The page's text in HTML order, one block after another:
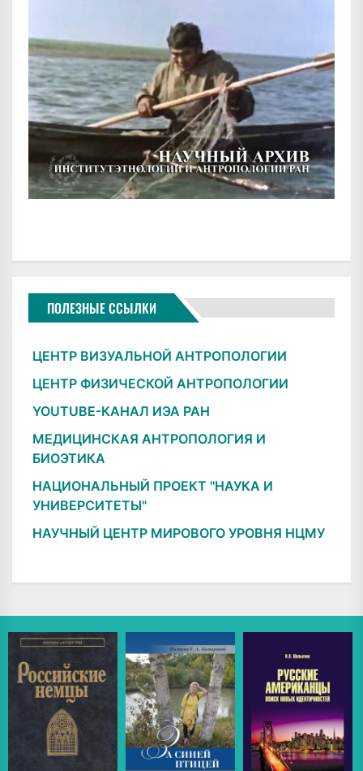
ПОЛЕЗНЫЕ ССЫЛКИ
ЦЕНТР ВИЗУАЛЬНОЙ АНТРОПОЛОГИИ
ЦЕНТР ФИЗИЧЕСКОЙ АНТРОПОЛОГИИ
YOUTUBE-КАНАЛ ИЭА РАН
МЕДИЦИНСКАЯ АНТРОПОЛОГИЯ И
БИОЭТИКА
НАЦИОНАЛЬНЫЙ ПРОЕКТ "НАУКА И
УНИВЕРСИТЕТЫ"
НАУЧНЫЙ ЦЕНТР МИРОВОГО УРОВНЯ НЦМУ